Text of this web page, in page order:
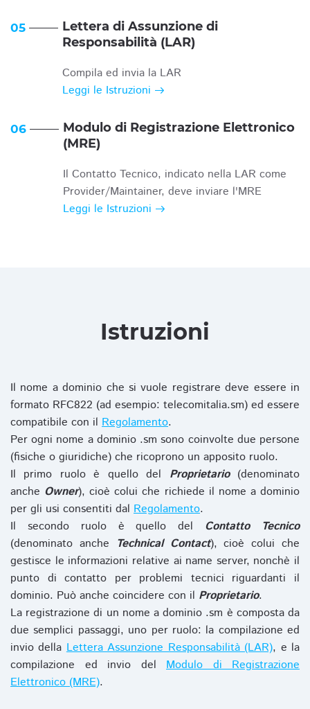
05
Lettera di Assunzione di
Responsabilità (LAR)
Compila ed invia la LAR
Leggi le Istruzioni
06
Modulo di Registrazione Elettronico
(MRE)
Il Contatto Tecnico, indicato nella LAR come
Provider/Maintainer, deve inviare l'MRE
Leggi le Istruzioni
Istruzioni
Il nome a dominio che si vuole registrare deve essere in
formato RFC822 (ad esempio: telecomitalia.sm) ed essere
compatibile con il Regolamento.
Per ogni nome a dominio .sm sono coinvolte due persone
(fisiche o giuridiche) che ricoprono un apposito ruolo.
Il primo ruolo è quello del Proprietario(denominato
anche Owner), cioè colui che richiede il nome a dominio
per gli usi consentiti dal Regolamento.
Il secondo ruolo è quello del Contatto Tecnico
(denominato anche Technical Contact), cioè colui che
gestisce le informazioni relative ai name server, nonchè il
punto di contatto per problemi tecnici riguardanti il
dominio. Può anche coincidere con il Proprietario.
La registrazione di un nome a dominio .sm è composta da
due semplici passaggi, uno per ruolo: la compilazione ed
invio dellaLettera Assunzione Responsabilità (LAR), e la
compilazione ed invio del Modulo di Registrazione
Elettronico (MRE).